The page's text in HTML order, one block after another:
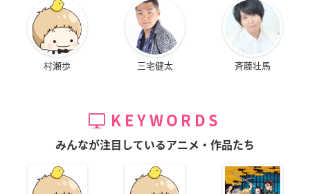
村瀬歩 三宅健太 斉藤壮馬
KEYWORDS
みんなが注目しているアニメ・作品たち